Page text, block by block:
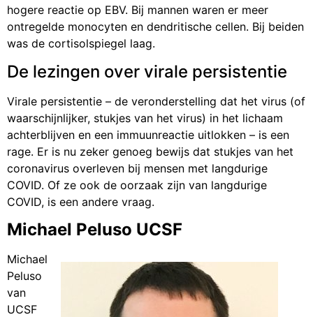
hogere reactie op EBV. Bij mannen waren er meer
ontregelde monocyten en dendritische cellen. Bij beiden
was de cortisolspiegel laag.
De lezingen over virale persistentie
Virale persistentie – de veronderstelling dat het virus (of
waarschijnlijker, stukjes van het virus) in het lichaam
achterblijven en een immuunreactie uitlokken – is een
rage. Er is nu zeker genoeg bewijs dat stukjes van het
coronavirus overleven bij mensen met langdurige
COVID. Of ze ook de oorzaak zijn van langdurige
COVID, is een andere vraag.
Michael Peluso UCSF
Michael
Peluso
van
UCSF